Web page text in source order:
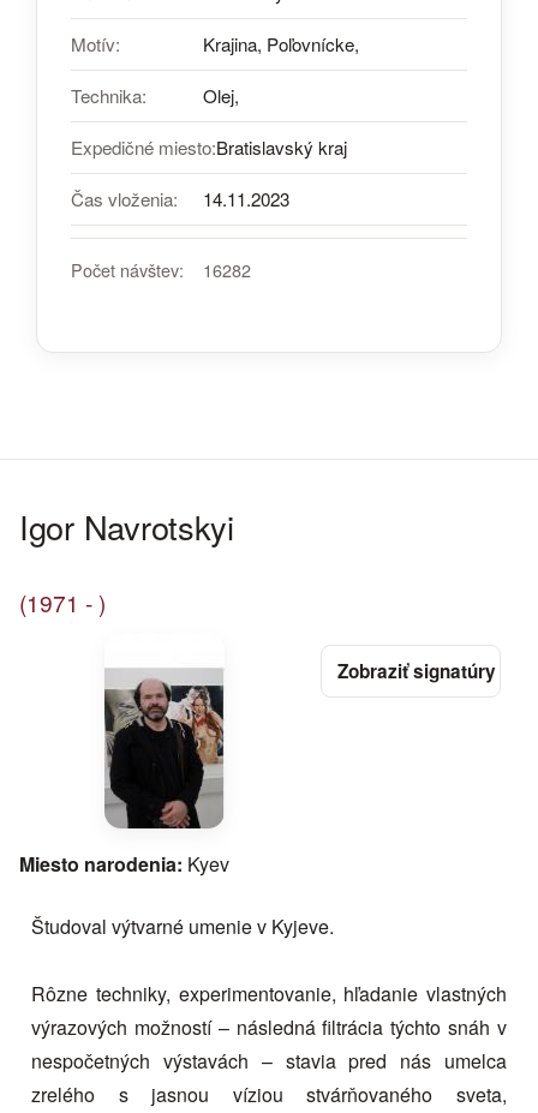
Motív: Krajina, Poľovnícke,
Technika: Olej,
Expedičné miesto:Bratislavský kraj
Čas vloženia: 14.11.2023
Počet návštev: 16282
Igor Navrotskyi
(1971 - )
Miesto narodenia: Kyev
Študoval výtvarné umenie v Kyjeve.
Rôzne techniky, experimentovanie, hľadanie vlastných
výrazových možností – následná filtrácia týchto snáh v
nespočetných výstavách – stavia pred nás umelca
zrelého s jasnou víziou stvárňovaného sveta,